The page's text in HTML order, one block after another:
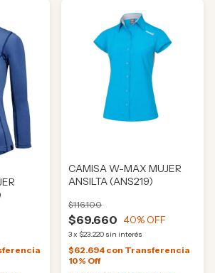
CAMISA W-MAX MUJER
ANSILTA (ANS219)
$69.660
$116.100
40% OFF
3x $23.220 sin interés
$62.694 con Transferencia
10% Off